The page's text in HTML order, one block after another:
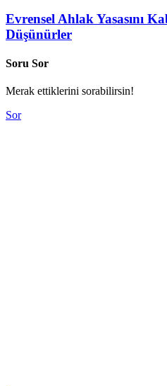
Evrensel Ahlak Yasasını
Düşünürler
Soru Sor
Merak ettiklerini sorabilirsin!
Sor